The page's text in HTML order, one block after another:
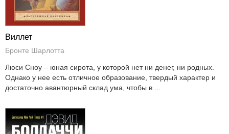
Виллет
Бронте Шарлотта
Люси Сноу – юная сирота, у которой нет ни денег, ни родных.
Однако у нее есть отличное образование, твердый характер и
достаточно авантюрный склад ума, чтобы в ...